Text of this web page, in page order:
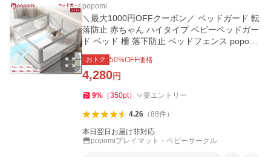
popomi
＼最大1000円OFFクーポン／ ベッドガード 転
落防止 赤ちゃん ハイタイプ ベビーベッドガー
ド ベッド 柵 落下防止 ベッドフェンス popomi
爆買
おトク 50%OFF価格
4,280円
9% （350pt） 要エントリー
4.26（88件）
本日翌日お届け非対応
popomiプレイマット・ベビーサークル